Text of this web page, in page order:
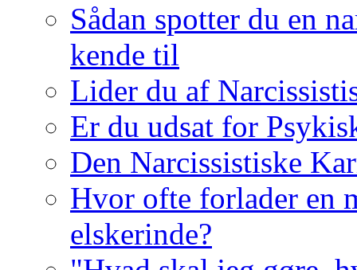
Sådan spotter du en
kende til
Lider du af
Er du udsat for
Den Narcissistiske
Hvor ofte forlader en
elskerinde?